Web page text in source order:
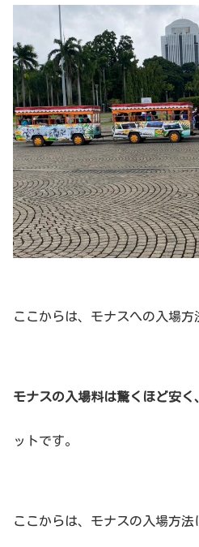
ここからは、モナスへの入場方
モナスの入場料は驚くほど安く
ットです。
ここからは、モナスの入場方法